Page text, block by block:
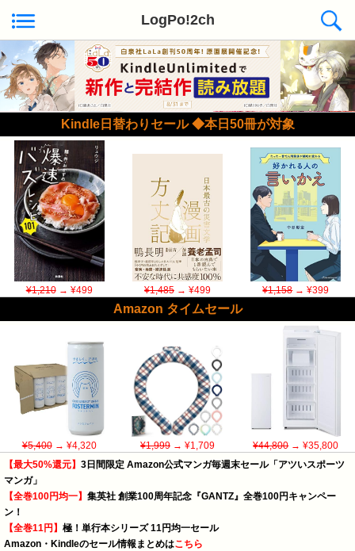
LogPo!2ch
Kindle日替わりセール ◆本日50冊が対象
¥1,210→ ¥499 ¥1,485→ ¥499 ¥1,158→ ¥399
Amazon タイムセール
¥5,400→ ¥4,320 ¥1,999→ ¥1,709 ¥44,800→ ¥35,800
【最大50%還元】 3日間限定 Amazon公式マンガ毎週末セール「アツいスポーツ
マンガ」
【全巻100円均一】 集英社 創業100周年記念『GANTZ』全巻100円キャンペー
ン！
【全巻11円】 極！単行本シリーズ 11円均一セール
Amazon・Kindleのセール情報まとめはこちら